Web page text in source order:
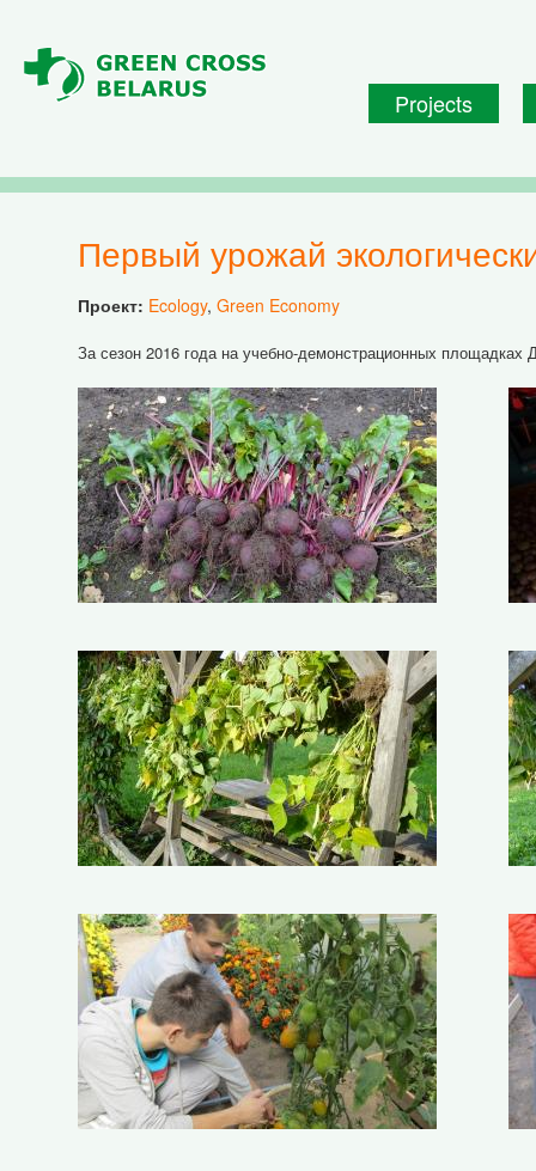
Projects
Первый урожай
Проект: Ecology, Green Economy
За сезон 2016 года на учебно-демонстрационных